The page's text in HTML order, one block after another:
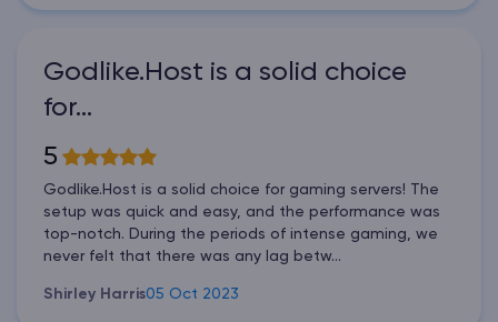
Godlike.Host is a solid choice
for…
5
Godlike.Host is a solid choice for gaming servers! The
setup was quick and easy, and the performance was
top-notch. During the periods of intense gaming, we
never felt that there was any lag betw...
Shirley Harris05 Oct 2023